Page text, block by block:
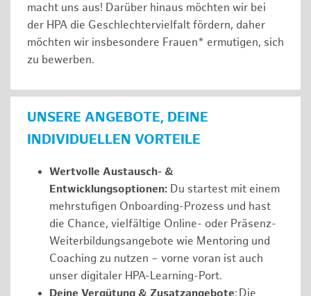
macht uns aus! Darüber hinaus möchten wir bei
der HPA die Geschlechtervielfalt fördern, daher
möchten wir insbesondere Frauen* ermutigen, sich
zu bewerben.
UNSERE ANGEBOTE, DEINE
INDIVIDUELLEN VORTEILE
Wertvolle Austausch- &
Entwicklungsoptionen: Du startest mit einem
mehrstufigen Onboarding-Prozess und hast
die Chance, vielfältige Online- oder Präsenz-
Weiterbildungsangebote wie Mentoring und
Coaching zu nutzen – vorne voran ist auch
unser digitaler HPA-Learning-Port.
Deine Vergütung & Zusatzangebote: Die